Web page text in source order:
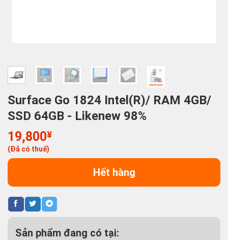
Surface Go 1824 Intel(R)/ RAM 4GB/
SSD 64GB - Likenew 98%
19,800¥
(Đã có thuế)
Hết hàng
Sản phẩm đang có tại: